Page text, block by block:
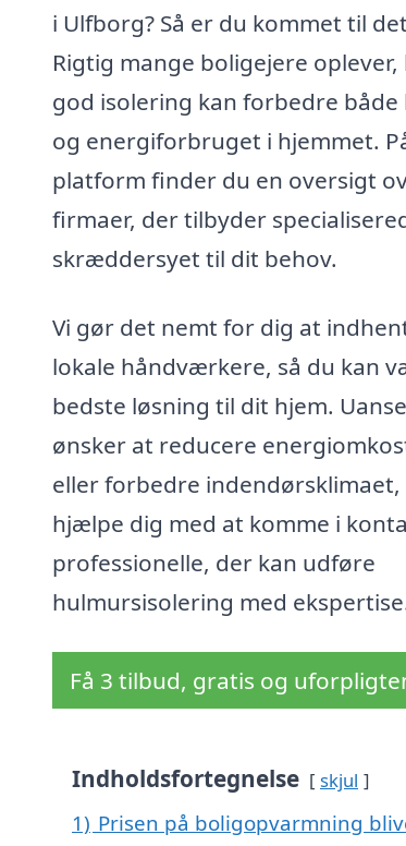
i Ulfborg? Så er du kommet til
Rigtig mange boligejere
god isolering kan forbedre
og energiforbruget i hjemmet.
platform finder du en oversigt
firmaer, der tilbyder
skræddersyet til dit behov.
Vi gør det nemt for dig at
lokale håndværkere, så du kan
bedste løsning til dit hjem.
ønsker at reducere
eller forbedre indendørsklimaet,
hjælpe dig med at komme i
professionelle, der kan udføre
hulmursisolering med
Få 3 tilbud, gratis og
Indholdsfortegnelse skjul
1) Prisen på boligopvarmning